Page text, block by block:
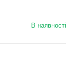
В наявності